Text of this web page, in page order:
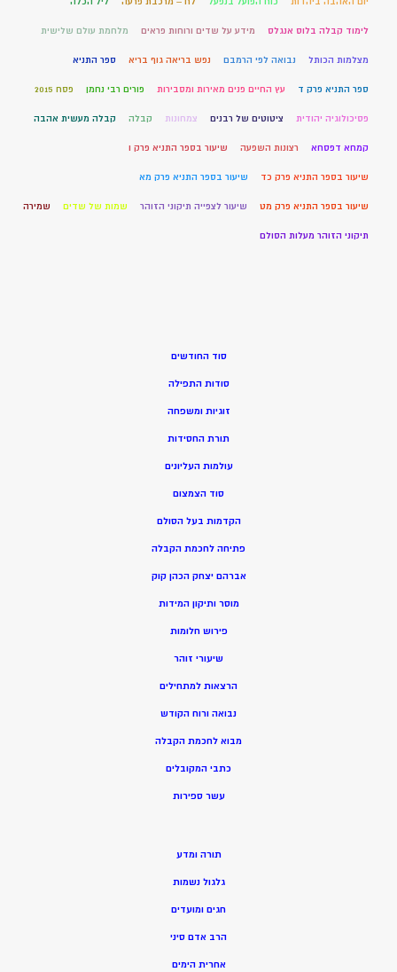
לימוד קבלה בלוס אנגלס מידע על שדים ורוחות פראים מלחמת עולם שלישית
מצלמות הכותל נבואה לפי הרמבם נפש בריאה גוף בריא ספר התניא
ספר התניא פרק ד עץ החיים פנים מאירות ומסבירות פורים רבי נחמן פסח 2015
פסיכולוגיה יהודית ציטוטים של רבנים צמחונות קבלה קבלה מעשית אהבה
קמחא דפסחא רצונות השפעה שיעור בספר התניא פרק ו
שיעור בספר התניא פרק כד שיעור בספר התניא פרק מא
שיעור בספר התניא פרק מט שיעור לצפייה תיקוני הזוהר שמות של שדים שמירה
תיקוני הזוהר מעלות הסולם
סוד החודשים
סודות התפילה
זוגיות ומשפחה
תורת החסידות
עולמות העליונים
סוד הצמצום
הקדמות בעל הסולם
פתיחה לחכמת הקבלה
אברהם יצחק הכהן קוק
מוסר ותיקון המידות
פירוש חלומות
שיעורי זוהר
הרצאות למתחילים
נבואה ורוח הקודש
מבוא לחכמת הקבלה
כתבי המקובלים
עשר ספירות
תורה ומדע
גלגול נשמות
חגים ומועדים
הרב אדם סיני
אחרית הימים